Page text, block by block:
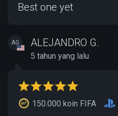
Best one yet
AG ALEJANDRO G.
5 tahun yang lalu
150.000 koin FIFA